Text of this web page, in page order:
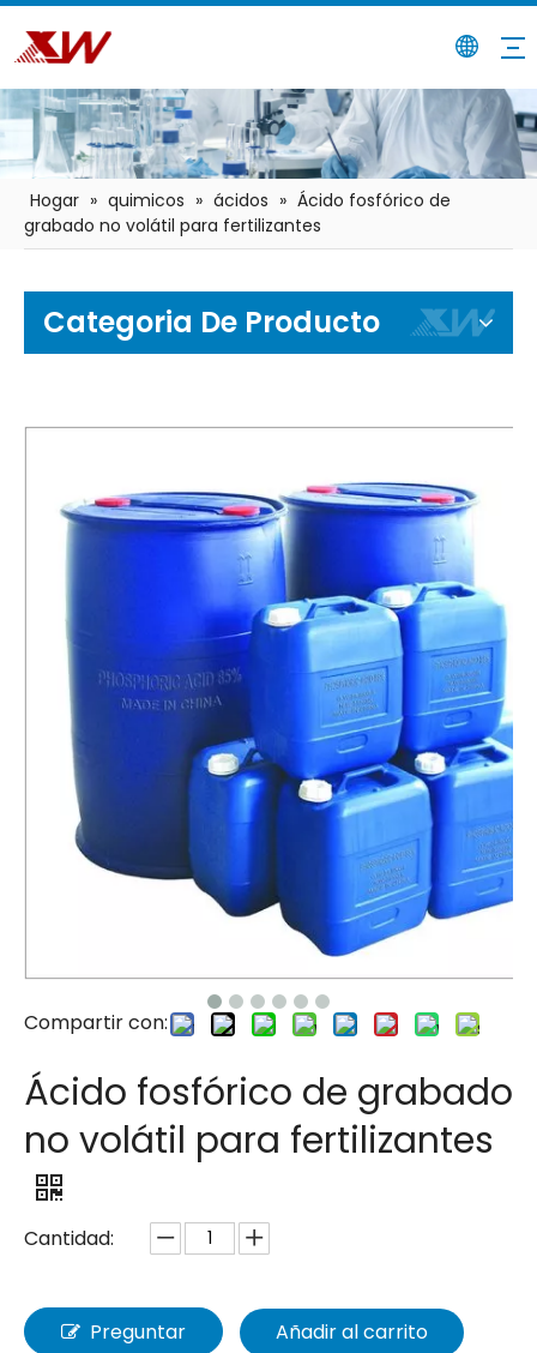
Hogar » quimicos » ácidos » Ácido fosfórico de
grabado no volátil para fertilizantes
Categoria De Producto
Compartir con:
Ácido fosfórico de grabado
no volátil para fertilizantes
Cantidad:
Preguntar Añadir al carrito